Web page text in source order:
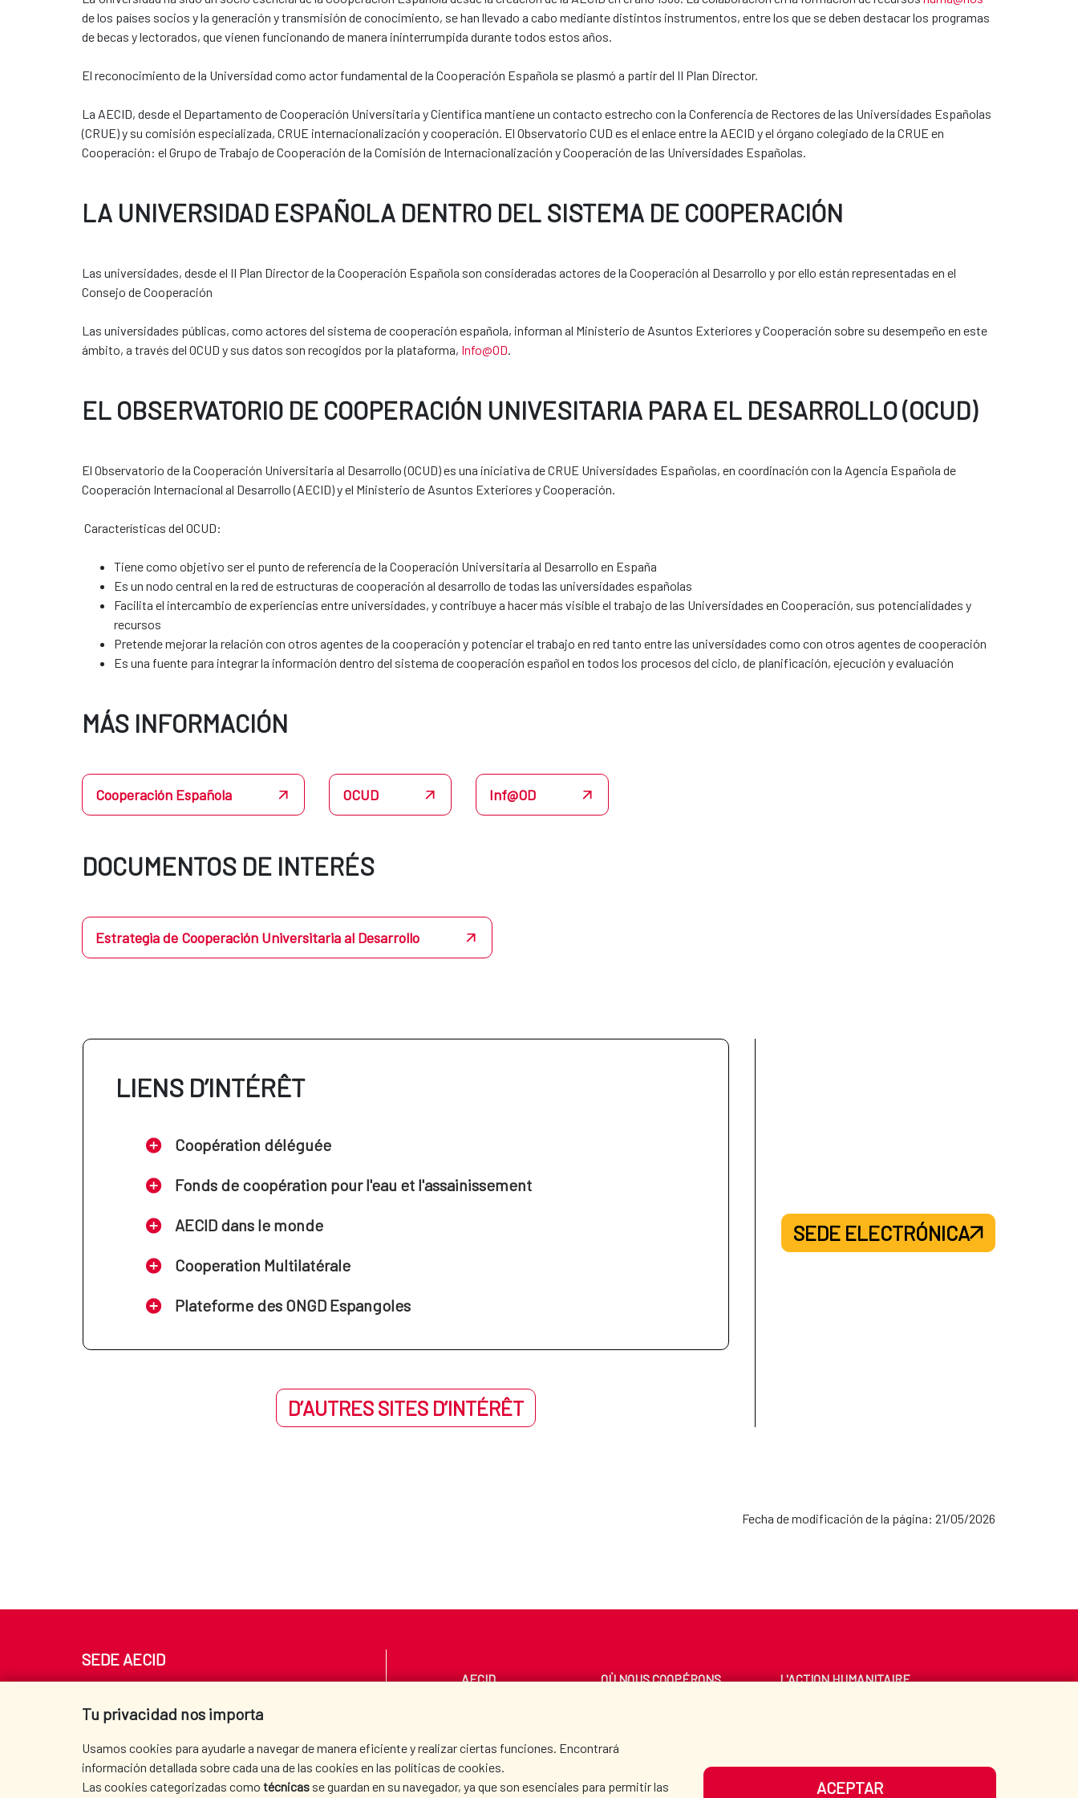
de los países socios y la generación y transmisión de conocimiento, se han llevado a cabo mediante distintos instrumentos, entre los que se deben destacar los programas
de becas y lectorados, que vienen funcionando de manera ininterrumpida durante todos estos años.
El reconocimiento de la Universidad como actor fundamental de la Cooperación Española se plasmó a partir del II Plan Director.
La AECID, desde el Departamento de Cooperación Universitaria y Científica mantiene un contacto estrecho con la Conferencia de Rectores de las Universidades Españolas
(CRUE) y su comisión especializada, CRUE internacionalización y cooperación. El Observatorio CUD es el enlace entre la AECID y el órgano colegiado de la CRUE en
Cooperación: el Grupo de Trabajo de Cooperación de la Comisión de Internacionalización y Cooperación de las Universidades Españolas.
LA UNIVERSIDAD ESPAÑOLA DENTRO DEL SISTEMA DE COOPERACIÓN
Las universidades, desde el II Plan Director de la Cooperación Española son consideradas actores de la Cooperación al Desarrollo y por ello están representadas en el
Consejo de Cooperación
Las universidades públicas, como actores del sistema de cooperación española, informan al Ministerio de Asuntos Exteriores y Cooperación sobre su desempeño en este
ámbito, a través del OCUD y sus datos son recogidos por la plataforma, Info@OD
EL OBSERVATORIO DE COOPERACIÓN UNIVESITARIA PARA EL DESARROLLO (OCUD)
El Observatorio de la Cooperación Universitaria al Desarrollo (OCUD) es una iniciativa de CRUE Universidades Españolas, en coordinación con la Agencia Española de
Cooperación Internacional al Desarrollo (AECID) y el Ministerio de Asuntos Exteriores y Cooperación.
Características del OCUD:
Tiene como objetivo ser el punto de referencia de la Cooperación Universitaria al Desarrollo en España
Es un nodo central en la red de estructuras de cooperación al desarrollo de todas las universidades españolas
Facilita el intercambio de experiencias entre universidades, y contribuye a hacer más visible el trabajo de las Universidades en Cooperación, sus potencialidades y
recursos
Pretende mejorar la relación con otros agentes de la cooperación y potenciar el trabajo en red tanto entre las universidades como con otros agentes de cooperación
Es una fuente para integrar la información dentro del sistema de cooperación español en todos los procesos del ciclo, de planificación, ejecución y evaluación
MÁS INFORMACIÓN
Cooperación Española OCUD Inf@OD
DOCUMENTOS DE INTERÉS
Estrategia de Cooperación Universitaria al Desarrollo
LIENS D’INTÉRÊT
Coopération déléguée
Fonds de coopération pour l'eau et l'assainissement
AECID dans le monde
Cooperation Multilatérale
Plateforme des ONGD Espangoles
D’AUTRES SITES D’INTÉRÊT
SEDE ELECTRÓNICA
Fecha de modificación de la página: 21/05/2026
Tu privacidad nos importa
Usamos cookies para ayudarle a navegar de manera eficiente y realizar ciertas funciones. Encontrará
información detallada sobre cada una de las cookies en las políticas de cookies.
Las cookies categorizadas como técnicas se guardan en su navegador, ya que son esenciales para permitir las ACEPTAR
SEDE AECID
Tel. +34 900 20 30 54​​​​​​​
AECID OÙ NOUS COOPÉRONS
L'ACTION HUMANITAIRE
SALLE DE PRESSE CULTURE ET SCIENCE